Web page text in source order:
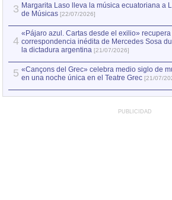
3 Margarita Laso lleva la música ecuatoriana a
de Músicas [22/07/2026]
4
«Pájaro azul. Cartas desde el exilio»
correspondencia inédita de Mercedes Sosa
la dictadura argentina [21/07/2026]
5 «Cançons del Grec» celebra medio siglo de
en una noche única en el Teatre Grec [21/07/
PUBLICIDAD